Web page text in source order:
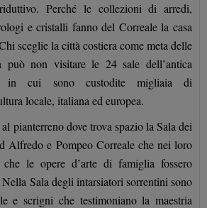
Perché le collezioni di arredi,
e cristalli fanno del Correale la casa
sceglie la città costiera come meta delle
può non visitare le 24 sale dell’antica
in cui sono custodite migliaia di
locale, italiana ed europea.
pianterreno dove trova spazio la Sala dei
Alfredo e Pompeo Correale che nei loro
che le opere d’arte di famiglia fossero
Sala degli intarsiatori sorrentini sono
e scrigni che testimoniano la maestria